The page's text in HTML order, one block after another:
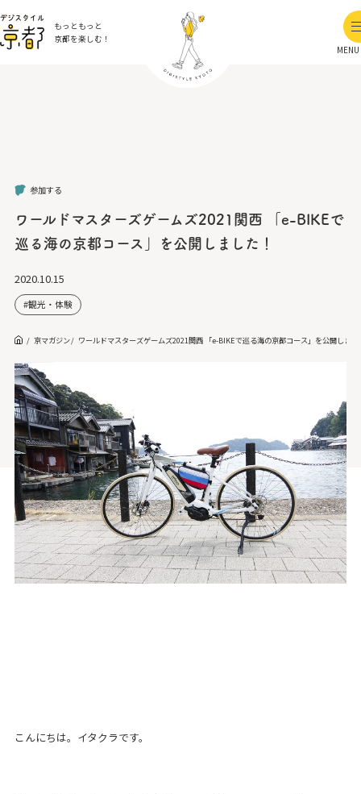
もっともっと
京都を楽しむ！
MENU
参加する
ワールドマスターズゲームズ2021関西 「e-BIKEで
巡る海の京都コース」を公開しました！
2020.10.15
観光・体験
京マガジン ワールドマスターズゲームズ2021関西 「e-BIKEで巡る海の京都コース」を公開しまし
こんにちは。イタクラです。